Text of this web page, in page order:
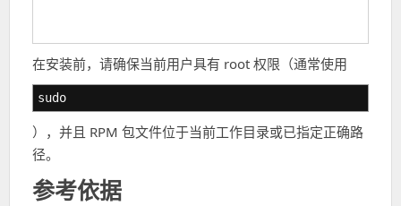
在安装前，请确保当前用户具有 root 权限（通常使用
sudo
），并且 RPM 包文件位于当前工作目录或已指定正确路
径。
参考依据